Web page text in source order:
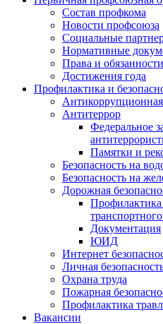
Состав профкома
Новости профсоюза
Социальные
Нормативные
Права и обязанности
Достижения года
Профилактика и
Антитеррор
Федеральное
Памятки и
Безопасность на
Безопасность на
Дорожная
Профилактика
Документация
ЮИД
Интернет
Личная
Охрана труда
Пожарная
Профилактика
Вакансии